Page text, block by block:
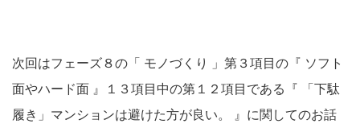
次回はフェーズ８の「 モノづくり 」第３項目の『 ソフト
面やハード面 』１３項目中の第１２項目である『 「下駄
履き」マンションは避けた方が良い。 』に関してのお話